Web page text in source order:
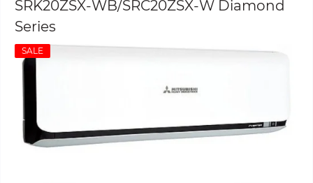
SRK20ZSX-WB/SRC20ZSX-W Diamond
Series
SALE